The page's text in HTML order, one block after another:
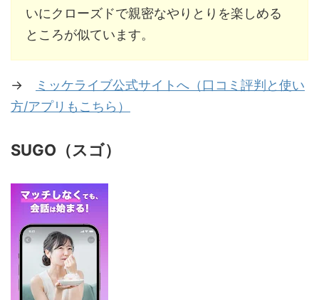
いにクローズドで親密なやりとりを楽しめる
ところが似ています。
→
ミッケライブ公式サイトへ（口コミ評判と使い
方/アプリもこちら）
SUGO（スゴ）